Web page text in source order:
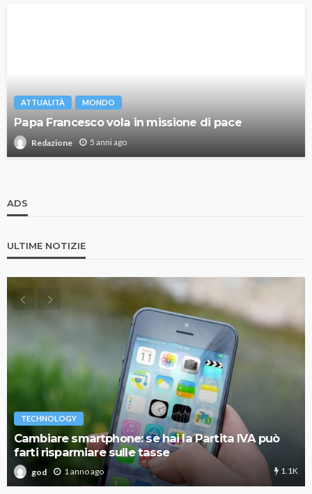
ATTUALITÀ MONDO
Papa Francesco vola in missione di pace
Redazione 5 anni ago
ADS
ULTIME NOTIZIE
TECHNOLOGY
Cambiare smartphone: se hai la Partita IVA può
farti risparmiare sulle tasse
god 1 anno ago 1.1K